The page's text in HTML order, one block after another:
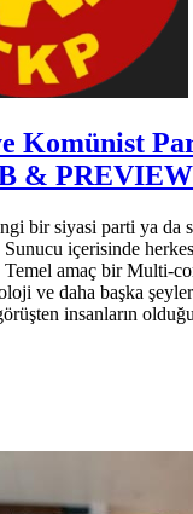
Komünist
&
bir siyasi parti ya da
içerisinde
Temel amaç bir Multi-
ve daha başka
insanların